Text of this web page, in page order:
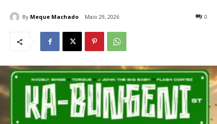
By Meque Machado Maio 29, 2026 0